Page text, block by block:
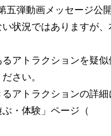
五弾動画メッセージ
状況ではありますが
アトラクションを疑
さい。
アトラクションの詳
・体験」ページ（